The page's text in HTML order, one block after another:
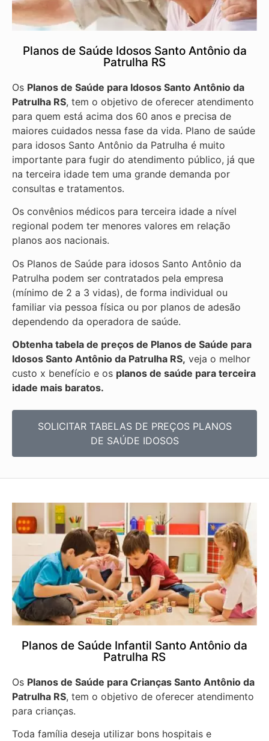
Planos de Saúde Idosos Santo Antônio da
Patrulha RS
Os Planos de Saúde para Idosos Santo Antônio da
Patrulha RS, tem o objetivo de oferecer atendimento
para quem está acima dos 60 anos e precisa de
maiores cuidados nessa fase da vida. Plano de saúde
para idosos Santo Antônio da Patrulha é muito
importante para fugir do atendimento público, já que
na terceira idade tem uma grande demanda por
consultas e tratamentos.
Os convênios médicos para terceira idade a nível
regional podem ter menores valores em relação
planos aos nacionais.
Os Planos de Saúde para idosos Santo Antônio da
Patrulha podem ser contratados pela empresa
(mínimo de 2 a 3 vidas), de forma individual ou
familiar via pessoa física ou por planos de adesão
dependendo da operadora de saúde.
Obtenha tabela de preços de Planos de Saúde para
Idosos Santo Antônio da Patrulha RS, veja o melhor
custo x benefício e os planos de saúde para terceira
idade mais baratos.
SOLICITAR TABELAS DE PREÇOS PLANOS
DE SAÚDE IDOSOS
Planos de Saúde Infantil Santo Antônio da
Patrulha RS
Os Planos de Saúde para Crianças Santo Antônio da
Patrulha RS, tem o objetivo de oferecer atendimento
para crianças.
Toda família deseja utilizar bons hospitais e